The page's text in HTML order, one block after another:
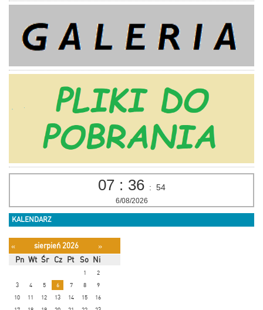
07 : 36 : 54
6/08/2026
KALENDARZ
« sierpień 2026
»
Pn Wt Śr Cz Pt So Ni
1
2
3
4 5 6 7 8
9
10
11 12 13 14 15
16